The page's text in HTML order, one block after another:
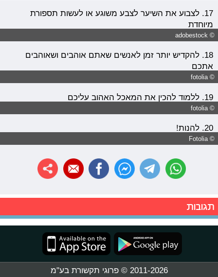
17. לצבוע את השיער לצבע משוגע או לעשות תספורת
מיוחדת
© adobestock
18. להקדיש יותר זמן לאנשים שאתם אוהבים ושאוהבים
אתכם
© fotolia
19. ללמוד להכין את המאכל האהוב עליכם
© fotolia
20. להנות!
© Fotolia
תגובות
2011-2026 © פרוגי תקשורת בע"מ